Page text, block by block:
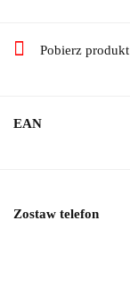
Pobierz
EAN
Zostaw telefon